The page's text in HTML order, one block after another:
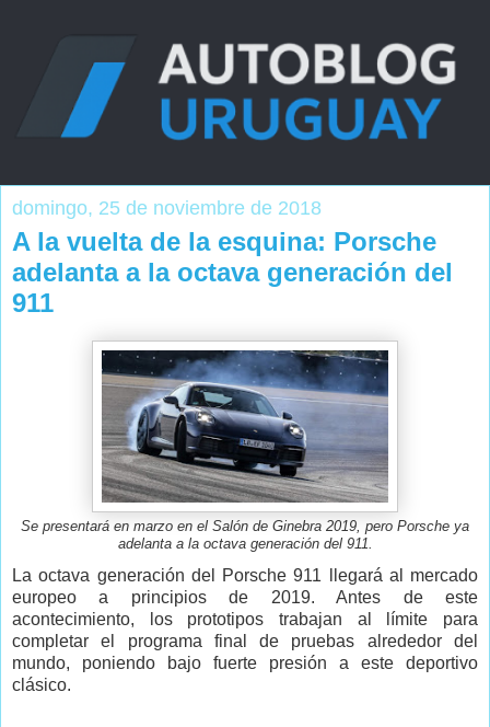
domingo, 25 de noviembre de 2018
A la vuelta de la esquina: Porsche
adelanta a la octava generación del
911
Se presentará en marzo en el Salón de Ginebra 2019, pero Porsche ya
adelanta a la octava generación del 911.
La octava generación del Porsche 911 llegará al mercado
europeo a principios de 2019. Antes de este
acontecimiento, los prototipos trabajan al límite para
completar el programa final de pruebas alrededor del
mundo, poniendo bajo fuerte presión a este deportivo
clásico.